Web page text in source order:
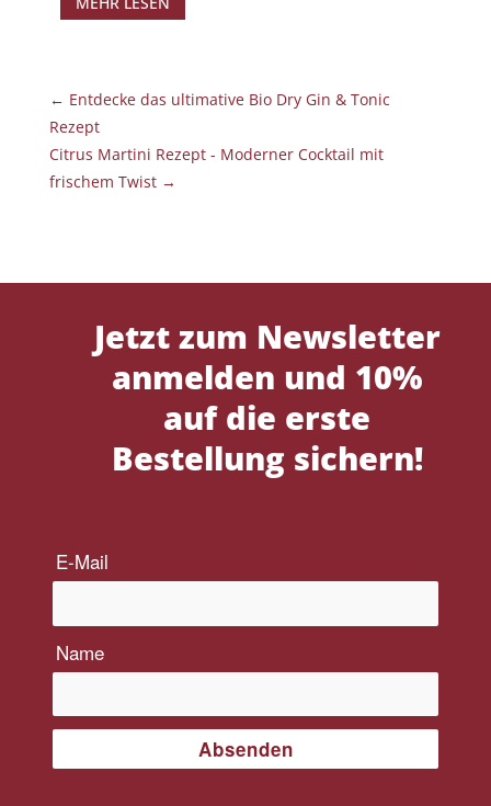
← Entdecke das ultimative Bio Dry Gin & Tonic
Rezept
Citrus Martini Rezept - Moderner Cocktail mit
frischem Twist→
Jetzt zum Newsletter
anmelden und 10%
auf die erste
Bestellung sichern!